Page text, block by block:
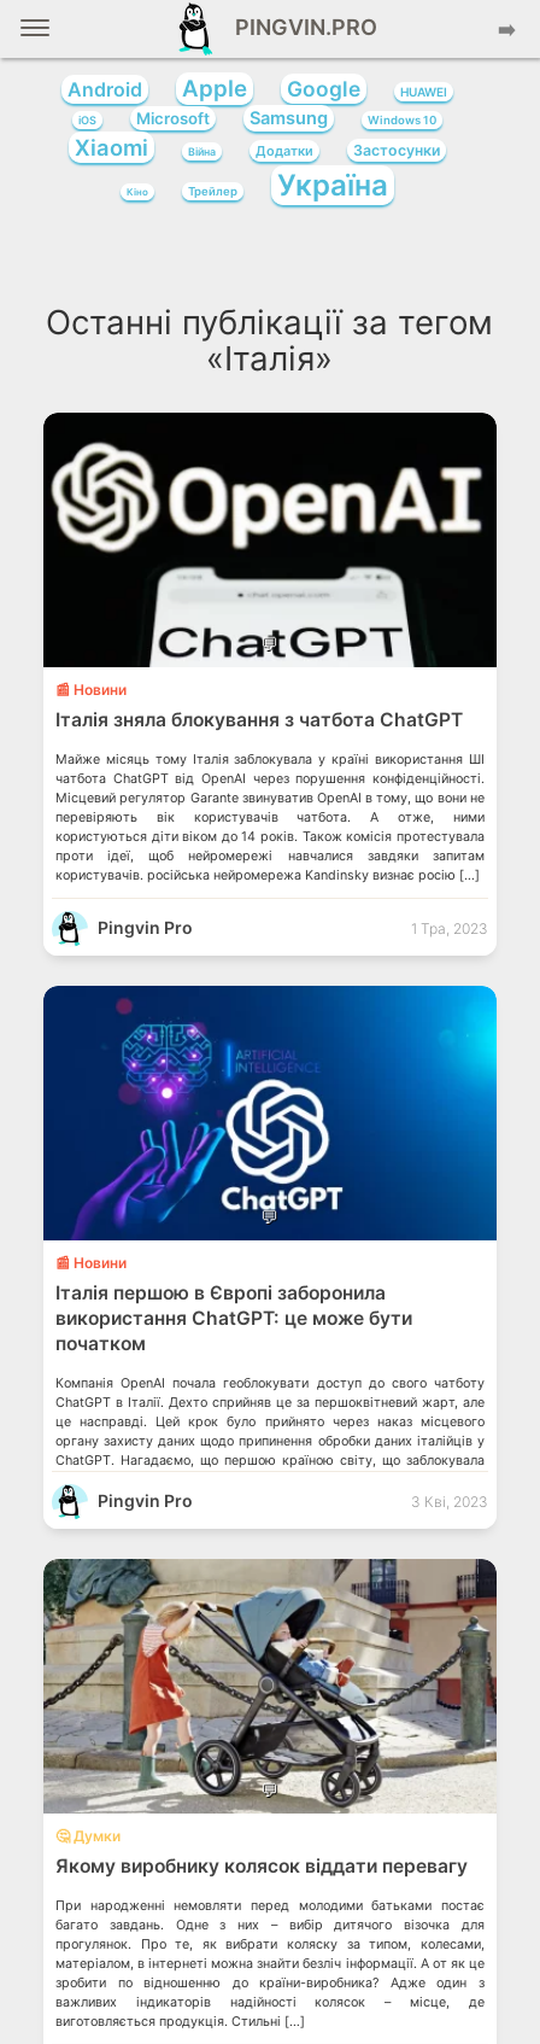
PINGVIN.PRO ➡️
Android Apple Google HUAWEI
iOS Microsoft Samsung Windows 10
Xiaomi Війна Додатки Застосунки
Кіно Трейлер Україна
Останні публікації за тегом
«Італія»
💬
📰 Новини
Італія зняла блокування з чатбота ChatGPT
Майже місяць тому Італія заблокувала у країні використання ШІ
чатбота ChatGPT від OpenAI через порушення конфіденційності.
Місцевий регулятор Garante звинуватив OpenAI в тому, що вони не
перевіряють вік користувачів чатбота. А отже, ними
користуються діти віком до 14 років. Також комісія протестувала
проти ідеї, щоб нейромережі навчалися завдяки запитам
користувачів. російська нейромережа Kandinsky визнає росію […]
Pingvin Pro 1 Тра, 2023
💬
📰 Новини
Італія першою в Європі заборонила
використання ChatGPT: це може бути
початком
Компанія OpenAI почала геоблокувати доступ до свого чатботу
ChatGPT в Італії. Дехто сприйняв це за першоквітневий жарт, але
це насправді. Цей крок було прийнято через наказ місцевого
органу захисту даних щодо припинення обробки даних італійців у
ChatGPT. Нагадаємо, що першою країною світу, що заблокувала
10 […]
Pingvin Pro 3 Кві, 2023
💬
🤔 Думки
Якому виробнику колясок віддати перевагу
При народженні немовляти перед молодими батьками постає
багато завдань. Одне з них – вибір дитячого візочка для
прогулянок. Про те, як вибрати коляску за типом, колесами,
матеріалом, в інтернеті можна знайти безліч інформації. А от як це
зробити по відношенню до країни-виробника? Адже один з
важливих індикаторів надійності колясок – місце, де
виготовляється продукція. Стильні […]